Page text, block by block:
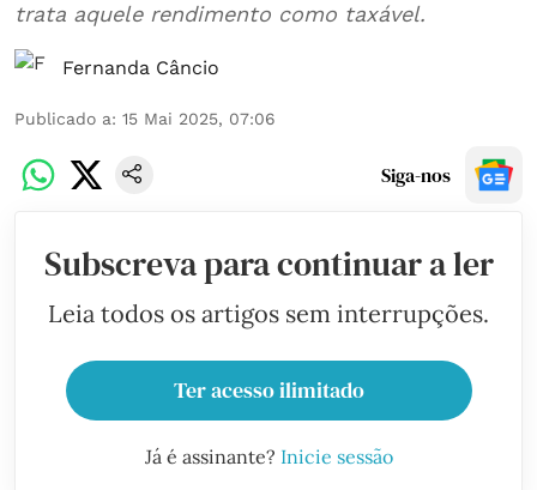
trata aquele rendimento como taxável.
Fernanda Câncio
Publicado a: 15 Mai 2025, 07:06
Siga-nos
Subscreva para continuar a ler
Leia todos os artigos sem interrupções.
Ter acesso ilimitado
Já é assinante? Inicie sessão